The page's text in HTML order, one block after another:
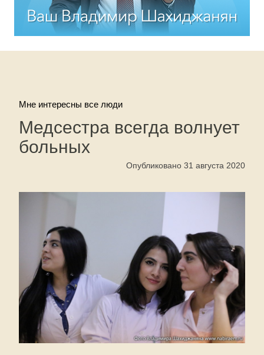
Мне интересны все люди
Медсестра всегда волнует
больных
Опубликовано 31 августа 2020